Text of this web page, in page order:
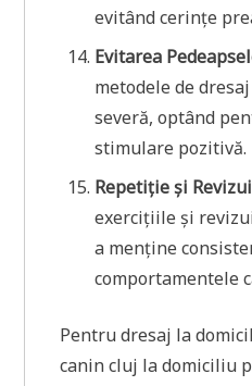
evitând cerințe
Evitarea
metodele de
severă, optând
stimulare pozitivă.
Repetiție și
exercițiile și
a menține
comportamentele
Pentru dresaj la
canin cluj la domiciliu